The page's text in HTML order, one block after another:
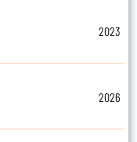
2023
2026